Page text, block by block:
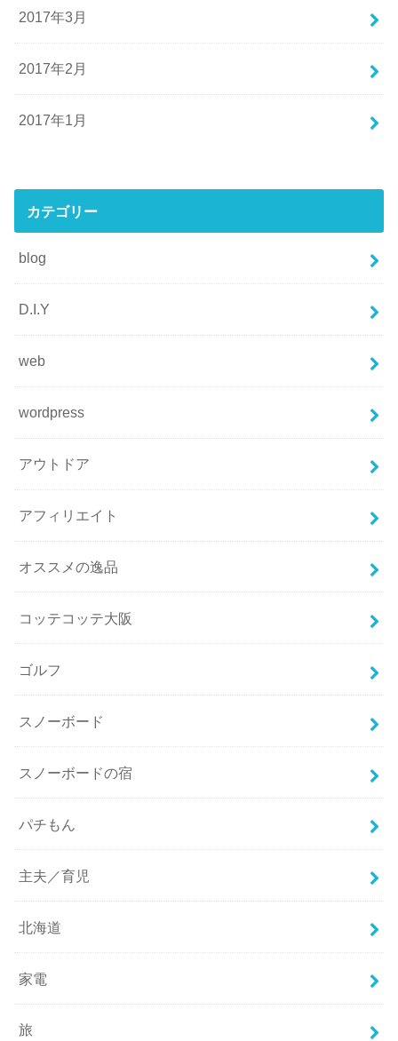
2017年3月
2017年2月
2017年1月
カテゴリー
blog
D.I.Y
web
wordpress
アウトドア
アフィリエイト
オススメの逸品
コッテコッテ大阪
ゴルフ
スノーボード
スノーボードの宿
パチもん
主夫／育児
北海道
家電
旅